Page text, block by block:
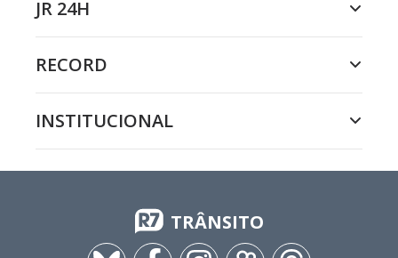
JR 24H
RECORD
INSTITUCIONAL
TRÂNSITO